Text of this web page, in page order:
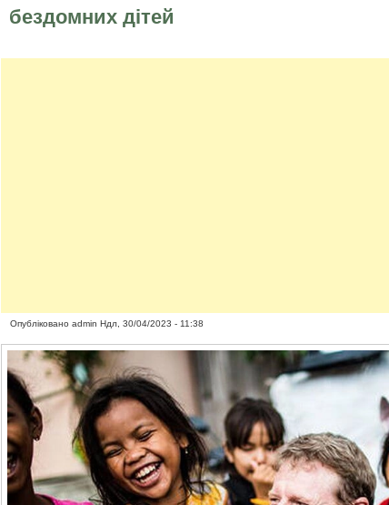
бездомних дітей
Опублікованоadmin Ндл, 30/04/2023 - 11:38